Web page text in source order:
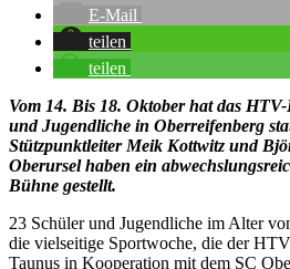
E-Mail
teilen
teilen
Vom 14. Bis 18. Oktober hat das
und Jugendliche in Oberreifenberg
Stützpunktleiter Meik Kottwitz und
Oberursel haben ein
Bühne gestellt.
23 Schüler und Jugendliche im Alter
die vielseitige Sportwoche, die der
Taunus in Kooperation mit dem SC